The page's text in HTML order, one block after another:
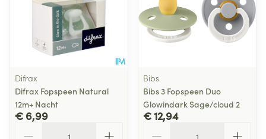
Difrax
Difrax Fopspeen Natural
12m+ Nacht
€ 6,99
Bibs
Bibs 3 Fopspeen Duo
Glowindark Sage/cloud 2
€ 12,94